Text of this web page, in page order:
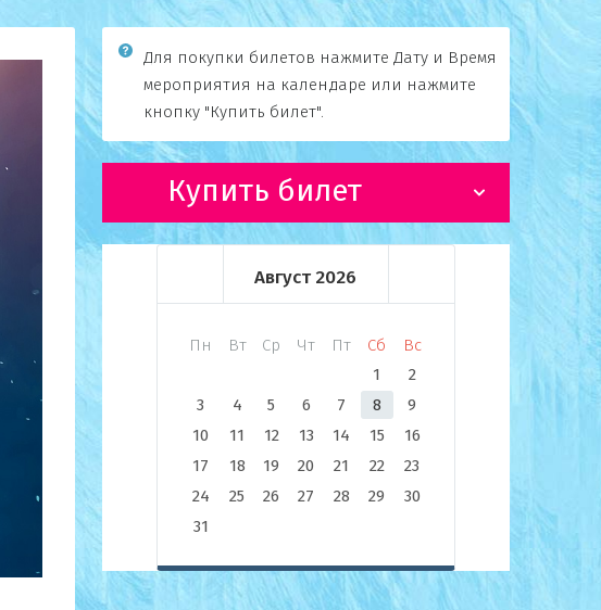
Для покупки билетов нажмите Дату и Время
мероприятия на календаре или нажмите
кнопку "Купить билет".
Купить билет
Август 2026
Пн Вт Ср Чт Пт Сб
Вс
1
2
3
4 5 6 7 8
9
10
11 12 13 14 15
16
17
18 19 20 21 22
23
24
25 26 27 28 29
30
31